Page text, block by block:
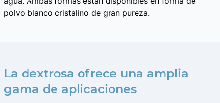
polvo blanco cristalino de gran pureza.
La dextrosa ofrece una amplia
gama de aplicaciones